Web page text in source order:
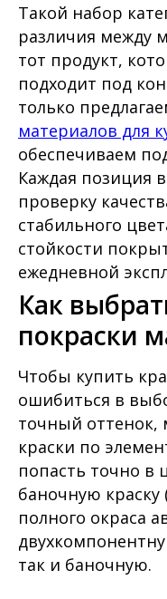
Такой набор
различия между
тот продукт,
подходит под
только
материалов для
обеспечиваем
Каждая позиция
проверку
стабильного
стойкости
ежедневной
Как
покраски
Чтобы купить
ошибиться в
точный оттенок,
краски по
попасть точно в
баночную краску
полного окраса
так и баночную.